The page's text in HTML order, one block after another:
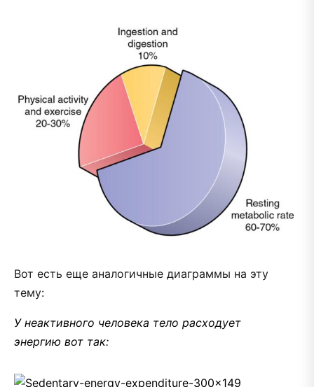
Вот есть еще аналогичные диаграммы на эту
тему:
У неактивного человека тело расходует
энергию вот так: